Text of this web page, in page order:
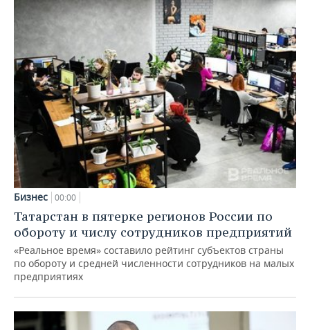
Бизнес 00:00
Татарстан в пятерке регионов России по
обороту и числу сотрудников предприятий
«Реальное время» составило рейтинг субъектов страны
по обороту и средней численности сотрудников на малых
предприятиях